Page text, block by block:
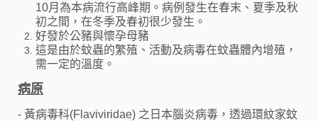
10月為本病流行高峰期。病例發生在春末、夏季及秋
初之間，在冬季及春初很少發生。
好發於公豬與懷孕母豬
這是由於蚊蟲的繁殖、活動及病毒在蚊蟲體內增殖，
需一定的溫度。
病原
- 黃病毒科(Flaviviridae) 之日本腦炎病毒，透過環紋家蚊